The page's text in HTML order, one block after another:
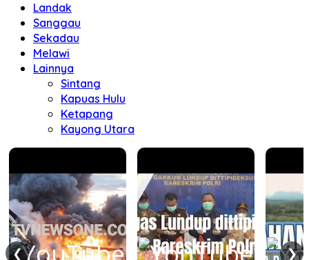
Landak
Sanggau
Sekadau
Melawi
Lainnya
Sintang
Kapuas Hulu
Ketapang
Kayong Utara
❮ ❯